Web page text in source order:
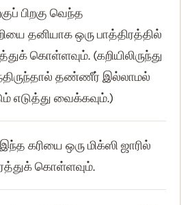
பிறகு வெந்த
தனியாக ஒரு பாத்திரத்தில்
கொள்ளவும். (கறியிலிருந்து
தண்ணீர் இல்லாமல்
எடுத்து வைக்கவும்.)
கரியை ஒரு மிக்ஸி ஜாரில்
கொள்ளவும்.